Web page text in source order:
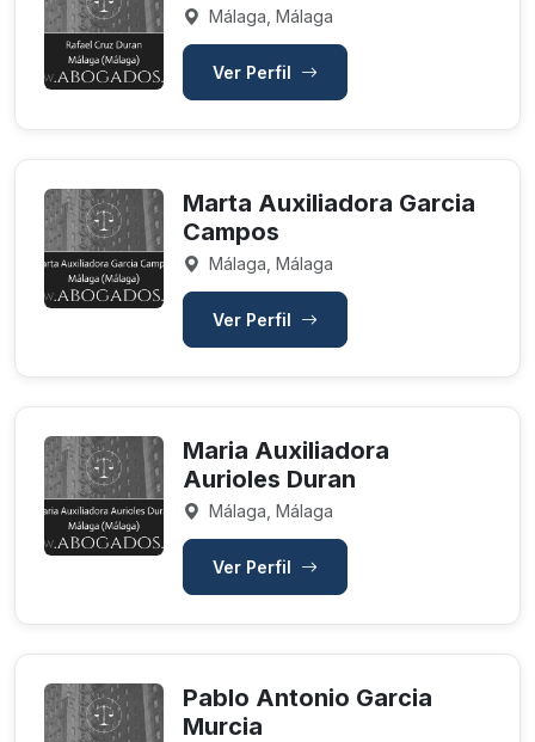
Málaga, Málaga
Ver Perfil
Marta Auxiliadora Garcia
Campos
Málaga, Málaga
Ver Perfil
Maria Auxiliadora
Aurioles Duran
Málaga, Málaga
Ver Perfil
Pablo Antonio Garcia
Murcia